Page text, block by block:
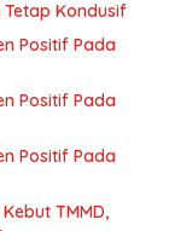
Kondusif
Positif Pada
Positif Pada
Positif Pada
TMMD,